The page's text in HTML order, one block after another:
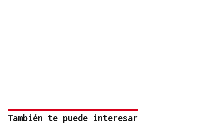
También te puede interesar